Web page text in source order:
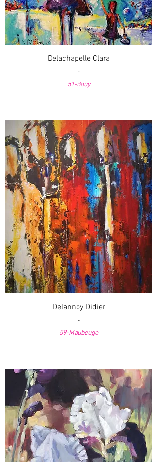
Delachapelle Clara
-
51-Bouy
Delannoy Didier
-
59-Maubeuge